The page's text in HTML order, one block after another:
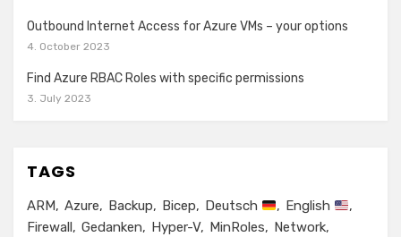
Outbound Internet Access for Azure VMs – your options
4. October 2023
Find Azure RBAC Roles with specific permissions
3. July 2023
TAGS
ARM Azure Backup Bicep Deutsch
English
Firewall
Gedanken Hyper-V MinRoles
Network